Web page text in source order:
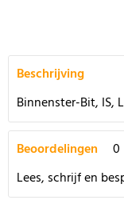
Beschrijving
Binnenster-Bit, IS,
Beoordelingen
0
Lees, schrijf en